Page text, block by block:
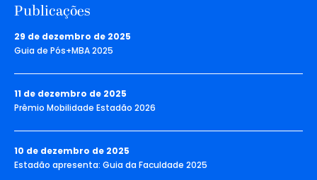
Publicações
29 de dezembro de 2025
Guia de Pós+MBA 2025
11 de dezembro de 2025
Prêmio Mobilidade Estadão 2026
10 de dezembro de 2025
Estadão apresenta: Guia da Faculdade 2025